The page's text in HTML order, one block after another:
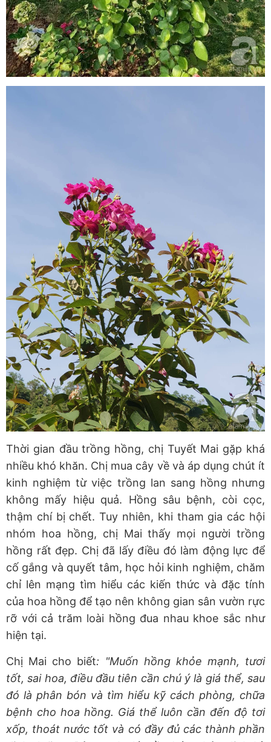
Thời gian đầu trồng hồng, chị Tuyết Mai gặp khá
nhiều khó khăn. Chị mua cây về và áp dụng chút ít
kinh nghiệm từ việc trồng lan sang hồng nhưng
không mấy hiệu quả. Hồng sâu bệnh, còi cọc,
thậm chí bị chết. Tuy nhiên, khi tham gia các hội
nhóm hoa hồng, chị Mai thấy mọi người trồng
hồng rất đẹp. Chị đã lấy điều đó làm động lực để
cố gắng và quyết tâm, học hỏi kinh nghiệm, chăm
chỉ lên mạng tìm hiểu các kiến thức và đặc tính
của hoa hồng để tạo nên không gian sân vườn rực
rỡ với cả trăm loài hồng đua nhau khoe sắc như
hiện tại.
Chị Mai cho biết: "Muốn hồng khỏe mạnh, tươi
tốt, sai hoa, điều đầu tiên cần chú ý là giá thể, sau
đó là phân bón và tìm hiểu kỹ cách phòng, chữa
bệnh cho hoa hồng. Giá thể luôn cần đến độ tơi
xốp, thoát nước tốt và có đầy đủ các thành phần